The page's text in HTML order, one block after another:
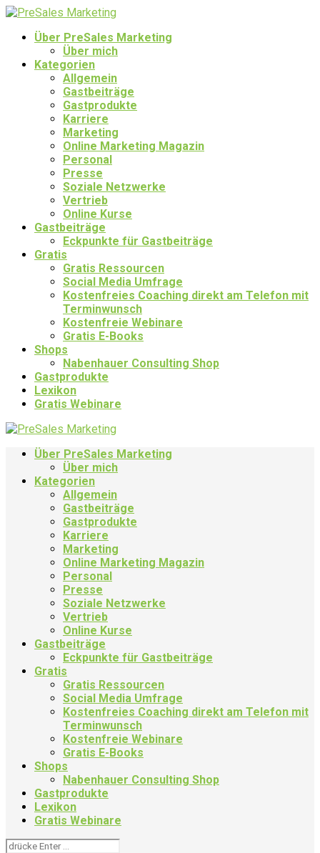
Über PreSales Marketing
Über mich
Kategorien
Allgemein
Gastbeiträge
Gastprodukte
Karriere
Marketing
Online Marketing Magazin
Personal
Presse
Soziale Netzwerke
Vertrieb
Online Kurse
Gastbeiträge
Eckpunkte für Gastbeiträge
Gratis
Gratis Ressourcen
Social Media Umfrage
Kostenfreies Coaching direkt am Telefon mit
Terminwunsch
Kostenfreie Webinare
Gratis E-Books
Shops
Nabenhauer Consulting Shop
Gastprodukte
Lexikon
Gratis Webinare
Über PreSales Marketing
Über mich
Kategorien
Allgemein
Gastbeiträge
Gastprodukte
Karriere
Marketing
Online Marketing Magazin
Personal
Presse
Soziale Netzwerke
Vertrieb
Online Kurse
Gastbeiträge
Eckpunkte für Gastbeiträge
Gratis
Gratis Ressourcen
Social Media Umfrage
Kostenfreies Coaching direkt am Telefon mit
Terminwunsch
Kostenfreie Webinare
Gratis E-Books
Shops
Nabenhauer Consulting Shop
Gastprodukte
Lexikon
Gratis Webinare